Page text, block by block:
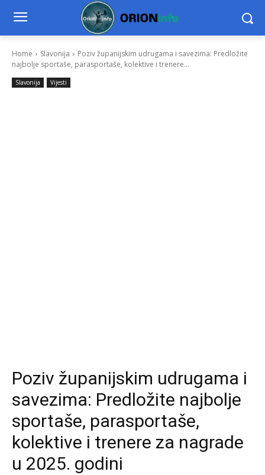
Home Slavonija
Poziv županijskim udrugama i savezima: Predložite
najbolje sportaše, parasportaše, kolektive i trenere...
Slavonija Vijesti
Poziv županijskim udrugama i
savezima: Predložite najbolje
sportaše, parasportaše,
kolektive i trenere za nagrade
u 2025. godini